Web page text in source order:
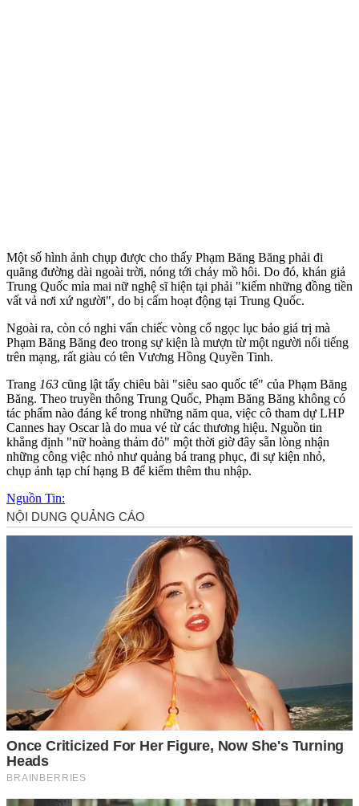
Một số hình ảnh chụp được cho thấy Phạm Băng Băng phải đi
quãng đường dài ngoài trời, nóng tới chảy mồ hôi. Do đó, khán giả
Trung Quốc mỉa mai nữ nghệ sĩ hiện tại phải "kiếm những đồng tiền
vất vả nơi xứ người", do bị cấm hoạt động tại Trung Quốc.
Ngoài ra, còn có nghi vấn chiếc vòng cổ ngọc lục bảo giá trị mà
Phạm Băng Băng đeo trong sự kiện là mượn từ một người nổi tiếng
trên mạng, rất giàu có tên Vương Hồng Quyền Tinh.
Trang 163 cũng lật tẩy chiêu bài "siêu sao quốc tế" của Phạm Băng
Băng. Theo truyền thông Trung Quốc, Phạm Băng Băng không có
tác phẩm nào đáng kể trong những năm qua, việc cô tham dự LHP
Cannes hay Oscar là do mua vé từ các thương hiệu. Nguồn tin
khẳng định "nữ hoàng thảm đỏ" một thời giờ đây sẵn lòng nhận
những công việc nhỏ như quảng bá trang phục, đi sự kiện nhỏ,
chụp ảnh tạp chí hạng B để kiếm thêm thu nhập.
Nguồn Tin: